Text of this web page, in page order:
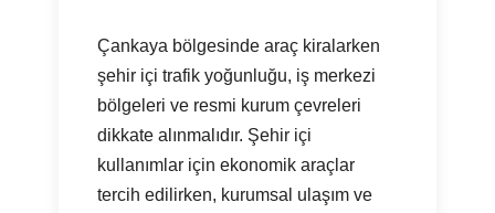
Çankaya bölgesinde araç kiralarken
şehir içi trafik yoğunluğu, iş merkezi
bölgeleri ve resmi kurum çevreleri
dikkate alınmalıdır. Şehir içi
kullanımlar için ekonomik araçlar
tercih edilirken, kurumsal ulaşım ve